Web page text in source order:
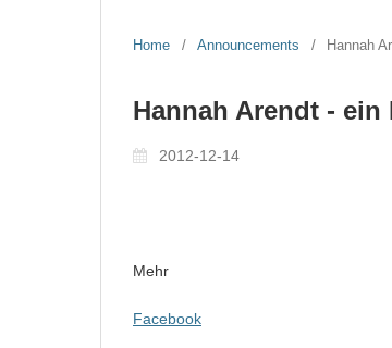
Home / Announcements / Hannah
Hannah Arendt -
2012-12-14
Mehr
Facebook